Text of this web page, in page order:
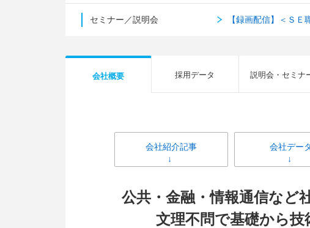
セミナー／説明会 【録画配信】＜Ｓ
会社概要 採用データ 説明会・セミナ
会社紹介記事 会社デー
公共・金融・情報通信など
文理不問で基礎から